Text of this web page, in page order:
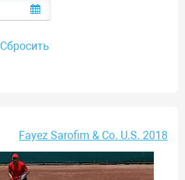
Сбросить
Fayez Sarofim & Co. U.S. 2018